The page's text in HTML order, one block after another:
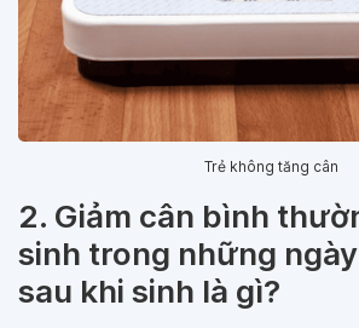
Trẻ không tăng cân
2. Giảm cân bình
sinh trong những
sau khi sinh là gì?